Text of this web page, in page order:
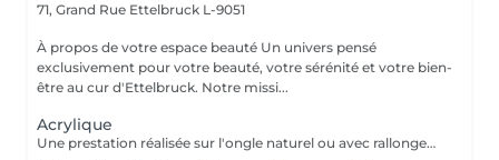
71, Grand Rue Ettelbruck L-9051
À propos de votre espace beauté Un univers pensé
exclusivement pour votre beauté, votre sérénité et votre bien-
être au cur d'Ettelbruck. Notre missi...
Acrylique
Une prestation réalisée sur l'ongle naturel ou avec rallongement, idéale pour des ongles solides, élégants et durables. * Préparation de l'ongle naturel * Mise en forme des ongles * Travail des cuticules * Application de l'acrylique * Finition au choix * 2 décorations incluses